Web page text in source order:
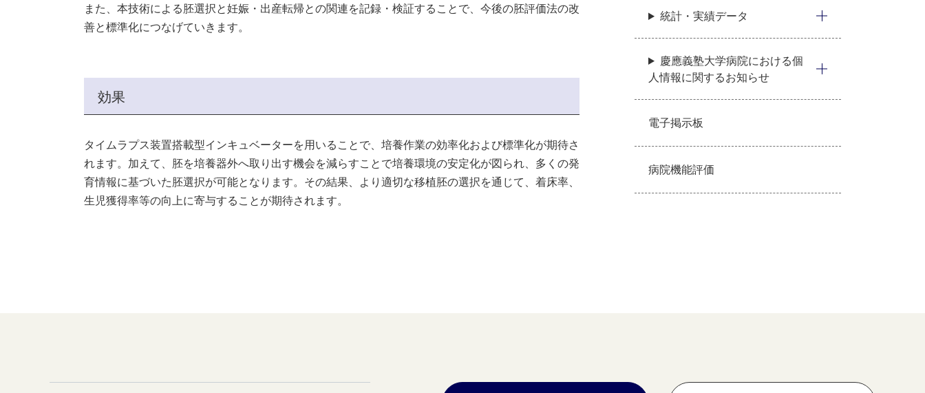
また、本技術による胚選択と妊娠・出産転帰との関連を記録・検証することで、今後の胚評価法の改
善と標準化につなげていきます。
効果
タイムラプス装置搭載型インキュベーターを用いることで、培養作業の効率化および標準化が期待さ
れます。加えて、胚を培養器外へ取り出す機会を減らすことで培養環境の安定化が図られ、多くの発
育情報に基づいた胚選択が可能となります。その結果、より適切な移植胚の選択を通じて、着床率、
生児獲得率等の向上に寄与することが期待されます。
統計・実績データ
慶應義塾大学病院における個
人情報に関するお知らせ
電子掲示板
病院機能評価